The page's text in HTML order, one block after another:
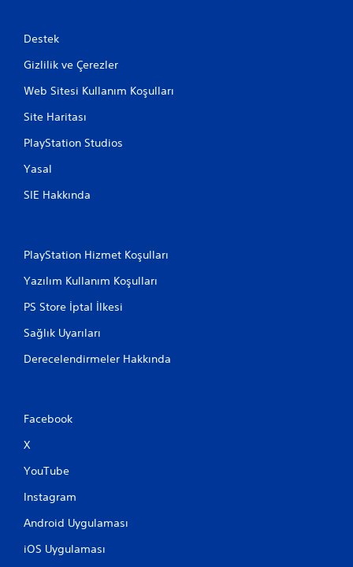
Destek
Gizlilik ve Çerezler
Web Sitesi Kullanım Koşulları
Site Haritası
PlayStation Studios
Yasal
SIE Hakkında
PlayStation Hizmet Koşulları
Yazılım Kullanım Koşulları
PS Store İptal İlkesi
Sağlık Uyarıları
Derecelendirmeler Hakkında
Facebook
X
YouTube
Instagram
Android Uygulaması
iOS Uygulaması